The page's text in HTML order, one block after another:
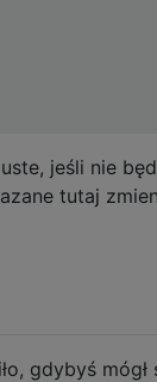
jeśli nie
tutaj
gdybyś